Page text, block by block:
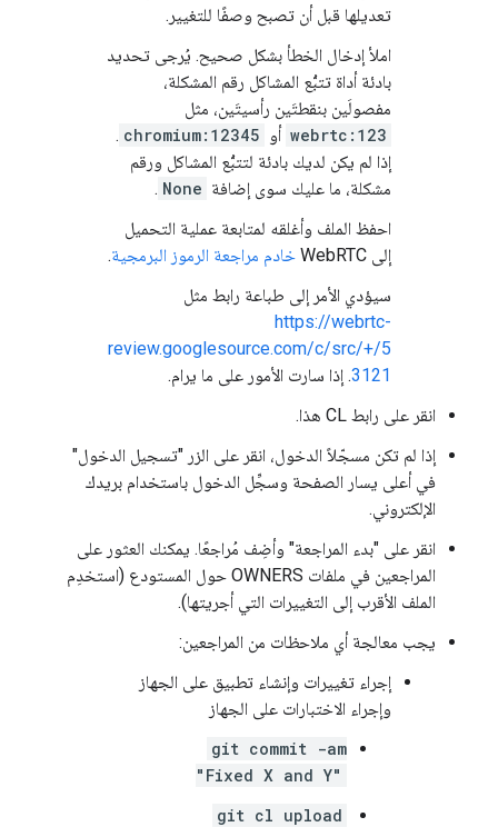
تعديلها قبل أن تصبح وصفًا للتغيير.
املأ إدخال الخطأ بشكل صحيح. يُرجى تحديد
بادئة أداة تتبُّع المشاكل رقم المشكلة،
مفصولَين بنقطتَين رأسيتَين، مثل
webrtc:123 أو chromium:12345
.
إذا لم يكن لديك بادئة لتتبُّع المشاكل ورقم
مشكلة، ما عليك سوى إضافة None
.
احفظ الملف وأغلقه لمتابعة عملية التحميل
إلى WebRTC
خادم مراجعة الرموز البرمجية.
سيؤدي الأمر إلى طباعة رابط مثل
https://webrtc-
review.googlesource.com/c/src/+/5
3121. إذا سارت الأمور على ما يرام.
انقر على رابط CL هذا.
إذا لم تكن مسجّلاً الدخول، انقر على الزر "تسجيل الدخول"
في أعلى يسار الصفحة وسجِّل الدخول باستخدام بريدك
الإلكتروني.
انقر على "بدء المراجعة" وأضِف مُراجعًا. يمكنك العثور على
المراجعين في ملفات OWNERS حول المستودع (استخدِم
الملف الأقرب إلى التغييرات التي أجريتها).
يجب معالجة أي ملاحظات من المراجعين:
إجراء تغييرات وإنشاء تطبيق على الجهاز
وإجراء الاختبارات على الجهاز
git commit -am
"Fixed X and Y"
git cl upload